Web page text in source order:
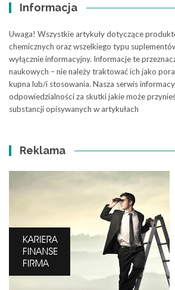
Informacja
Uwaga! Wszystkie artykuły dotyczące
chemicznych oraz wszelkiego typu
wyłącznie informacyjny. Informacje te
naukowych – nie należy traktować ich jako
kupna lub/i stosowania. Nasza serwis
odpowiedzialności za skutki jakie może
substancji opisywanych w artykułach
Reklama